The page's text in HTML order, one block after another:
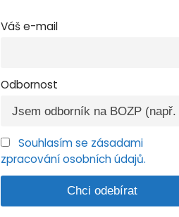
Váš e-mail
Odbornost
Souhlasím se zásadami
zpracování osobních údajů.